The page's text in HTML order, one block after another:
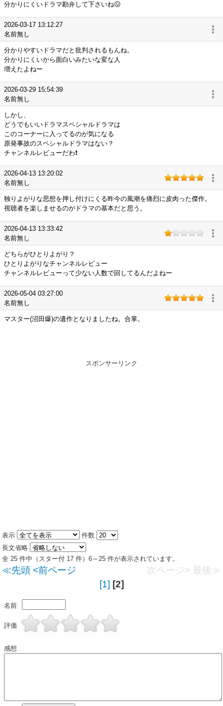
分かりにくいドラマ勘弁して下さいね😖
2026-03-17 13:12:27
名前無し
分かりやすいドラマだと批判されるもんね。
分かりにくいから面白いみたいな変な人
増えたよねー
2026-03-29 15:54:39
名前無し
しかし、
どうでもいいドラマスペシャルドラマは
このコーナーに入ってるのが気になる
原発事故のスペシャルドラマはない？
チャンネルレビューだわ❗
2026-04-13 13:20:02
名前無し
独りよがりな思想を押し付けにくる昨今の風潮を痛烈に皮肉った傑作。
視聴者を楽しませるのがドラマの基本だと思う。
2026-04-13 13:33:42
名前無し
どちらがひとりよがり？
ひとりよがりなチャンネルレビュー
チャンネルレビューって少ない人数で回してるんだよねー
2026-05-04 03:27:00
名前無し
マスター(沼田爆)の遺作となりましたね。合掌。
スポンサーリンク
表示
件数
長文省略
全 25 件中（スター付 17 件）6～25 件が表示されています。
≪先頭 <前ページ 次ページ> 最後≫
[1] [2]
名前
評価
感想